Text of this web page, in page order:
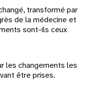
transformé par
de la médecine et
sont-ils ceux
les changements les
être prises.